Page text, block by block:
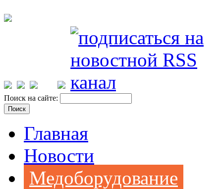
Поиск на сайте:
Главная
Новости
Медоборудование